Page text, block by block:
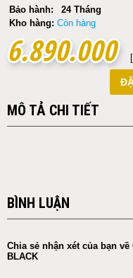
Bảo hành:
24 Tháng
Kho hàng: Còn hàng
6.890.000
6.890.000
MÔ TẢ CHI TIẾT
BÌNH LUẬN
Chia sẻ nhận xét của bạn về
BLACK